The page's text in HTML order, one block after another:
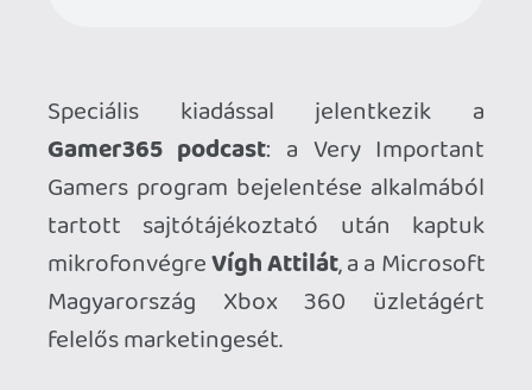
mikrofonvégre Vígh Attilát, a a Microsoft
Magyarország Xbox 360 üzletágért
felelős marketingesét.
A VIG programrólITT OLVASHATSZ
RÉSZLETESEN, de az interjúban nem csak
erről van szó. Hanem: beszélünk a
magyar
Xbox Live
szombaton megrendezésre kerülő